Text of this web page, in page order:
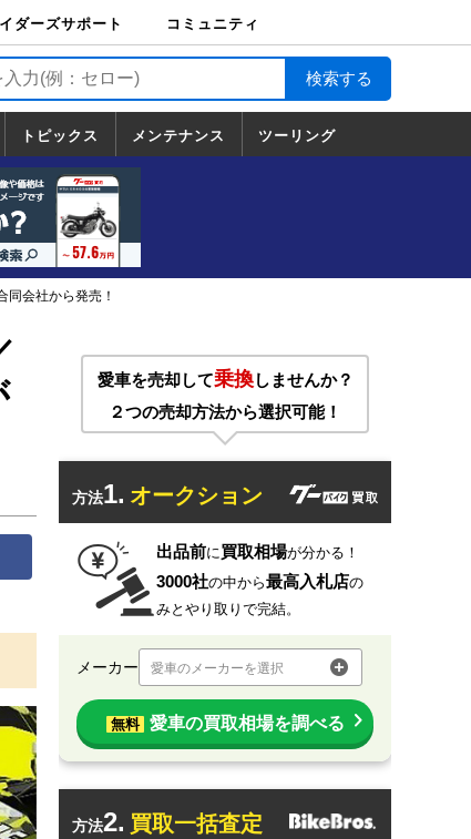
ダーズサポート
ダーズサポート
ク輸送
クガレージライ
ク車両保険
ドサービス
ク試乗
コミュニティ
トピックス
トピックス
一覧
ホンダ
ヤマハ
スズキ
カワサキ
ハーレーダ
ビッドソン
BMW
ドゥカティ
トライアン
フ
メンテナンス ツーリング
同会社から発売！
愛車を売却して乗換しませんか？
２つの売却方法から選択可能！
方法1. オークション
出品前に買取相場が分かる！
3000社の中から最高入札店の
みとやり取りで完結。
メーカー 愛車のメーカーを選択
無料 愛車の買取相場を調べる
方法2. 買取一括査定